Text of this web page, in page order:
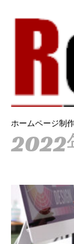
ホームページ制
2022